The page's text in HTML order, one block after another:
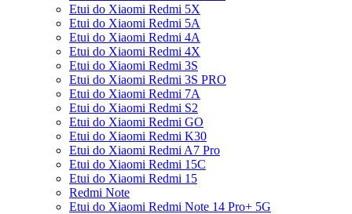
Etui do Xiaomi Redmi 5X
Etui do Xiaomi Redmi 5A
Etui do Xiaomi Redmi 4A
Etui do Xiaomi Redmi 4X
Etui do Xiaomi Redmi 3S
Etui do Xiaomi Redmi 3S PRO
Etui do Xiaomi Redmi 7A
Etui do Xiaomi Redmi S2
Etui do Xiaomi Redmi GO
Etui do Xiaomi Redmi K30
Etui do Xiaomi Redmi A7 Pro
Etui do Xiaomi Redmi 15C
Etui do Xiaomi Redmi 15
Redmi Note
Etui do Xiaomi Redmi Note 14 Pro+ 5G